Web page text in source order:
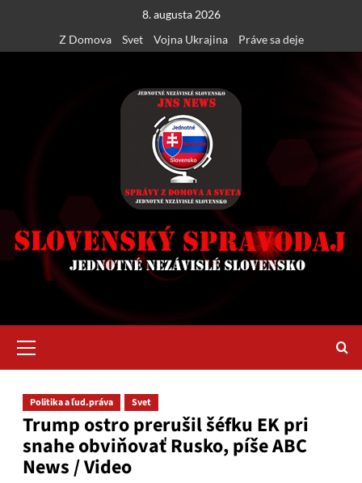
content
8. augusta 2026
Z Domova
Svet Vojna Ukrajina Práve sa deje
Menu
Politika a ľud.práva Svet
Trump ostro prerušil šéfku EK pri
snahe obviňovať Rusko, píše ABC
News / Video